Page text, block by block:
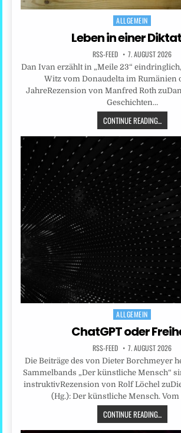
Posted
ALLGEMEIN
Leben in einer
RSS-FEED 7. AUGUST 2026
Dan Ivan erzählt in „Meile 23“
Witz vom Donaudelta im Rumänien
JahreRezension von Manfred Roth
Geschichten…
CONTINUE READING...
Posted
in
ALLGEMEIN
ChatGPT oder
RSS-FEED 7. AUGUST 2026
Die Beiträge des von Dieter Borchmeyer
Sammelbands „Der künstliche Mensch“
instruktivRezension von Rolf Löchel
(Hg.): Der künstliche Mensch.
CONTINUE READING...